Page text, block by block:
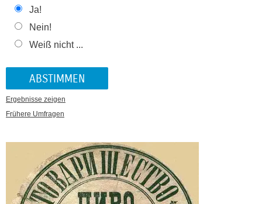
Ja!
Nein!
Weiß nicht ...
Ergebnisse zeigen
Frühere Umfragen